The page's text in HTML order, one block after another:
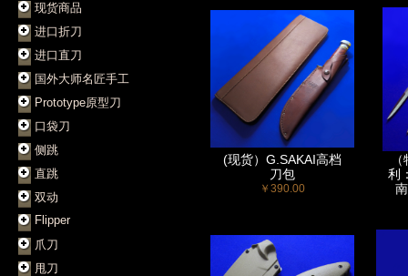
现货商品
进口折刀
进口直刀
国外大师名匠手工
Prototype原型刀
口袋刀
侧跳
直跳
双动
Flipper
爪刀
甩刀
(现货）G.SAKAI高档
刀包
￥390.00
利